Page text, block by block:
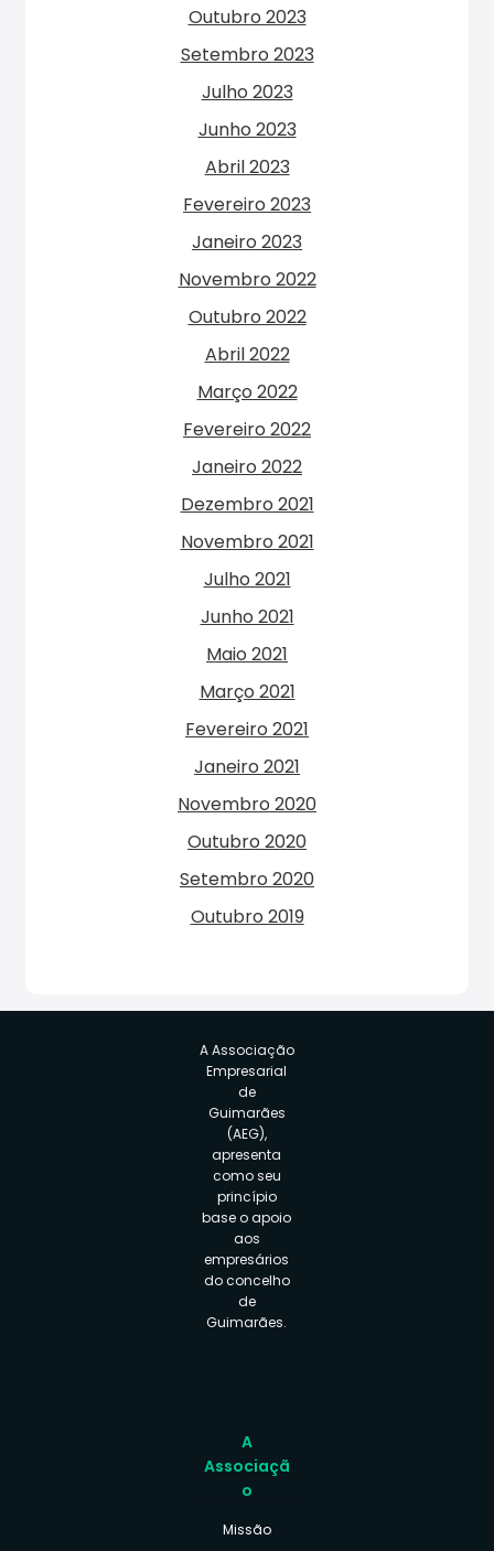
Outubro 2023
Setembro 2023
Julho 2023
Junho 2023
Abril 2023
Fevereiro 2023
Janeiro 2023
Novembro 2022
Outubro 2022
Abril 2022
Março 2022
Fevereiro 2022
Janeiro 2022
Dezembro 2021
Novembro 2021
Julho 2021
Junho 2021
Maio 2021
Março 2021
Fevereiro 2021
Janeiro 2021
Novembro 2020
Outubro 2020
Setembro 2020
Outubro 2019
A Associação
Empresarial
de
Guimarães
(AEG),
apresenta
como seu
princípio
base o apoio
aos
empresários
do concelho
de
Guimarães.
A
Associaçã
o
Missão